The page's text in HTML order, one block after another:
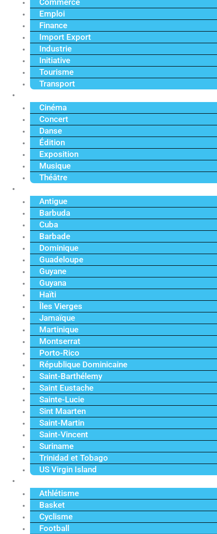
Commerce
Emploi
Finance
Import Export
Industrie
Initiative
Tourisme
Transport
Cinéma
Concert
Danse
Édition
Exposition
Musique
Théâtre
Antigue
Barbuda
Cuba
Barbade
Dominique
Guadeloupe
Guyane
Guyana
Haïti
Îles Vierges
Jamaïque
Martinique
Montserrat
Porto-Rico
République Dominicaine
Saint-Barthélemy
Saint Eustache
Sainte-Lucie
Sint Maarten
Saint-Martin
Saint-Vincent
Suriname
Trinidad et Tobago
US Virgin Island
Athlétisme
Basket
Cyclisme
Football